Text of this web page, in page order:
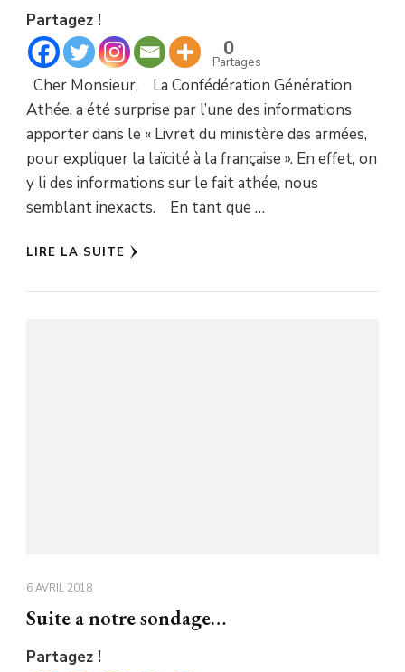
Partagez !
0
Partages
Cher Monsieur, La Confédération Génération
Athée, a été surprise par l’une des informations
apporter dans le « Livret du ministère des armées,
pour expliquer la laïcité à la française ». En effet, on
y li des informations sur le fait athée, nous
semblant inexacts. En tant que …
LIRE LA SUITE
6 AVRIL 2018
Suite a notre sondage…
Partagez !